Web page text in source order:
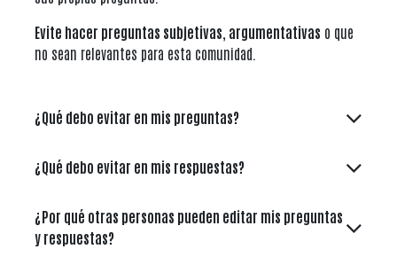
Evite hacer preguntas subjetivas, argumentativas o que
no sean relevantes para esta comunidad.
¿Qué debo evitar en mis preguntas?
¿Qué debo evitar en mis respuestas?
¿Por qué otras personas pueden editar mis preguntas
y respuestas?